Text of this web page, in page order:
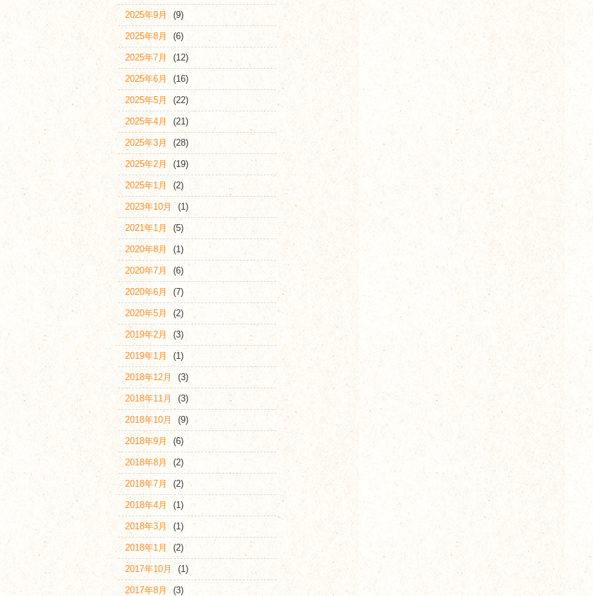
2025年9月 (9)
2025年8月 (6)
2025年7月 (12)
2025年6月 (16)
2025年5月 (22)
2025年4月 (21)
2025年3月 (28)
2025年2月 (19)
2025年1月 (2)
2023年10月 (1)
2021年1月 (5)
2020年8月 (1)
2020年7月 (6)
2020年6月 (7)
2020年5月 (2)
2019年2月 (3)
2019年1月 (1)
2018年12月 (3)
2018年11月 (3)
2018年10月 (9)
2018年9月 (6)
2018年8月 (2)
2018年7月 (2)
2018年4月 (1)
2018年3月 (1)
2018年1月 (2)
2017年10月 (1)
2017年8月 (3)